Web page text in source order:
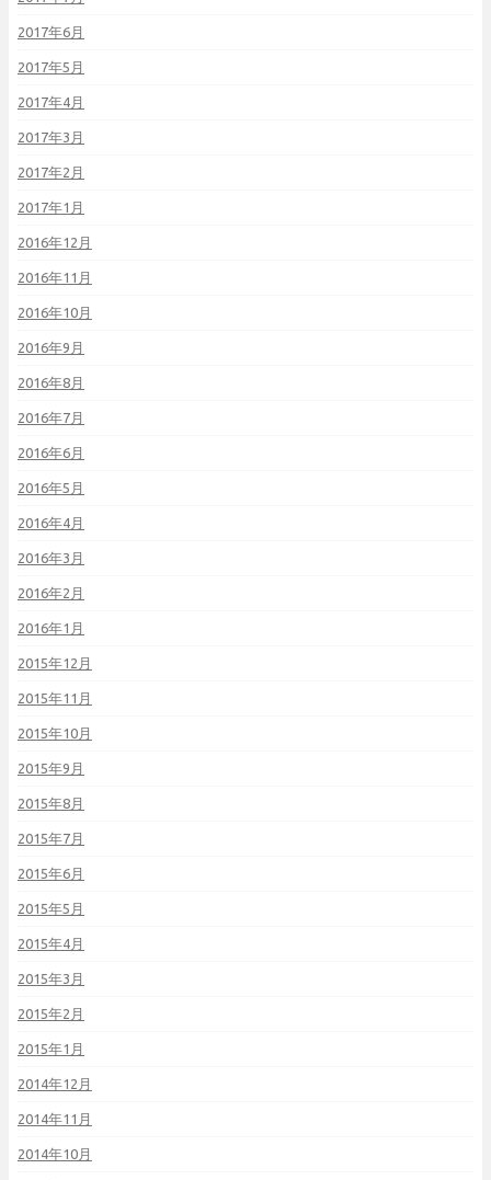
2017年6月
2017年5月
2017年4月
2017年3月
2017年2月
2017年1月
2016年12月
2016年11月
2016年10月
2016年9月
2016年8月
2016年7月
2016年6月
2016年5月
2016年4月
2016年3月
2016年2月
2016年1月
2015年12月
2015年11月
2015年10月
2015年9月
2015年8月
2015年7月
2015年6月
2015年5月
2015年4月
2015年3月
2015年2月
2015年1月
2014年12月
2014年11月
2014年10月